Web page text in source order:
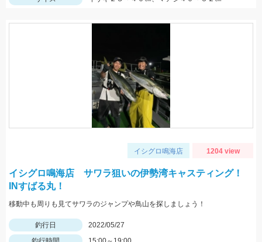
イシグロ鳴海店 1204 view
イシグロ鳴海店 サワラ狙いの伊勢湾キャスティング！
INすばる丸！
移動中も周りも見てサワラのジャンプや鳥山を探しましょう！
釣行日
2022/05/27